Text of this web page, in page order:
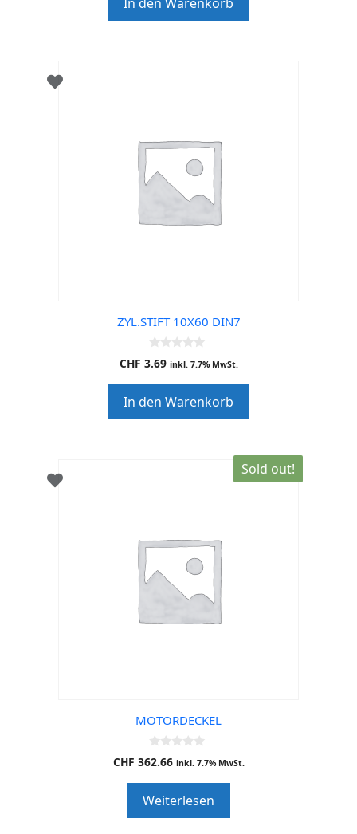
f
5
ZYL.STIFT 10X60 DIN7
0
o
o
f
5
CHF 3.69 inkl. 7.7% MwSt.
In den Warenkorb
Sold out!
MOTORDECKEL
0
o
o
f
5
CHF 362.66 inkl. 7.7% MwSt.
Weiterlesen